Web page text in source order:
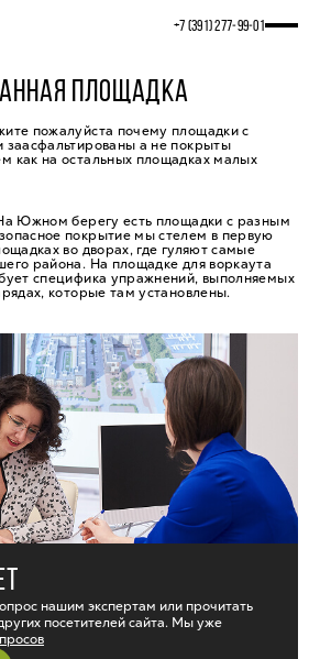
+7 (391) 277‒99‒01
ПЛОЩАДКА
пожалуйста почему площадки с
заасфальтированы а не покрыты
как на остальных площадках малых
Южном берегу есть площадки с разным
покрытие мы стелем в первую
во дворах, где гуляют самые
района. На площадке для воркаута
специфика упражнений, выполняемых
которые там установлены.
нашим экспертам или прочитать
посетителей сайта. Мы уже